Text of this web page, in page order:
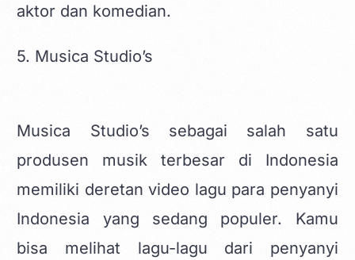
aktor dan komedian.
5. Musica Studio’s
Musica Studio’s sebagai salah satu
produsen musik terbesar di Indonesia
memiliki deretan video lagu para penyanyi
Indonesia yang sedang populer. Kamu
bisa melihat lagu-lagu dari penyanyi